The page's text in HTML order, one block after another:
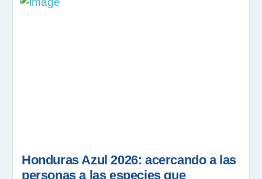
Honduras Azul 2026: acercando a las
personas a las especies que